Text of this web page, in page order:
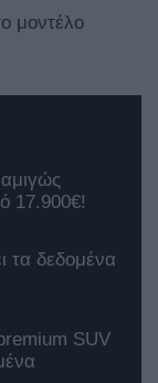
μοντέλο
17.900€!
τα δεδομένα
SUV